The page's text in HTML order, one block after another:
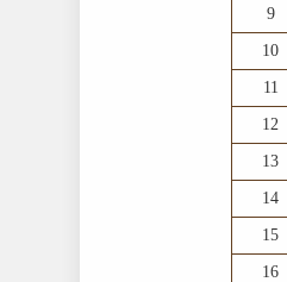
9
10
11
12
13
14
15
16